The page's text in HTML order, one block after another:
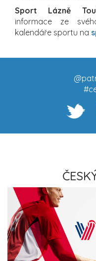
Sport Lázně
informace ze
kalendáře sportu na